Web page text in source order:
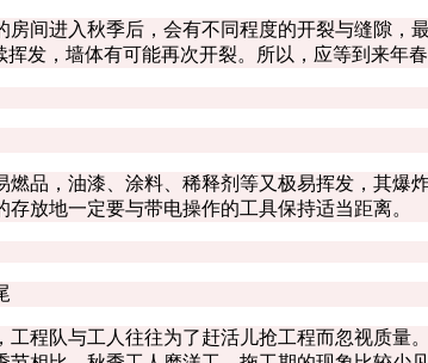
进入秋季后，会有不同程度的开裂与缝隙，
挥发，墙体有可能再次开裂。所以，应等到来年
，油漆、涂料、稀释剂等又极易挥发，其爆炸
存放地一定要与带电操作的工具保持适当距离。
队与工人往往为了赶活儿抢工程而忽视质量